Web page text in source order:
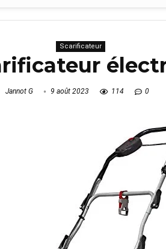
Scarificateur
Jannot G 9 août 2023 114 0